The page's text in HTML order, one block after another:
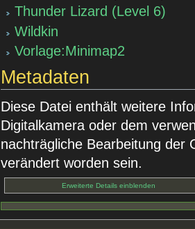
Thunder Lizard (Level 6)
Wildkin
Vorlage:Minimap2
Metadaten
Diese Datei enthält weitere
Digitalkamera oder dem
nachträgliche Bearbeitung der
verändert worden sein.
Erweiterte Details einblenden